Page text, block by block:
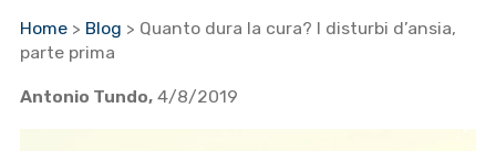
Home > Blog > Quanto dura la cura? I disturbi d’ansia,
parte prima
Antonio Tundo, 4/8/2019